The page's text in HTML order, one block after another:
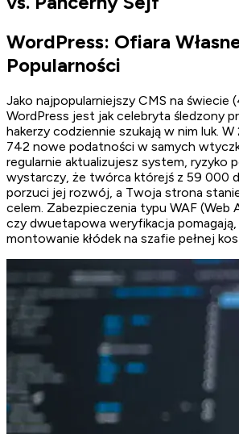
WordPress: Ofiara
Popularności
Jako najpopularniejszy CMS na świecie
WordPress jest jak celebryta śledzony
hakerzy codziennie szukają w nim luk.
742 nowe podatności w samych
regularnie aktualizujesz system, ryzyko
wystarczy, że twórca którejś z 59 000
porzuci jej rozwój, a Twoja strona
celem. Zabezpieczenia typu WAF (Web
czy dwuetapowa weryfikacja
montowanie kłódek na szafie pełnej